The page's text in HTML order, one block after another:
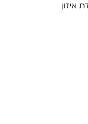
איזון